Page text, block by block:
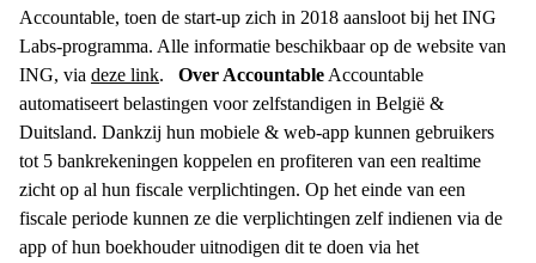
Accountable, toen de start-up zich in 2018 aansloot bij het ING
Labs-programma. Alle informatie beschikbaar op de website van
ING, via deze link. Over Accountable Accountable
automatiseert belastingen voor zelfstandigen in België &
Duitsland. Dankzij hun mobiele & web-app kunnen gebruikers
tot 5 bankrekeningen koppelen en profiteren van een realtime
zicht op al hun fiscale verplichtingen. Op het einde van een
fiscale periode kunnen ze die verplichtingen zelf indienen via de
app of hun boekhouder uitnodigen dit te doen via het